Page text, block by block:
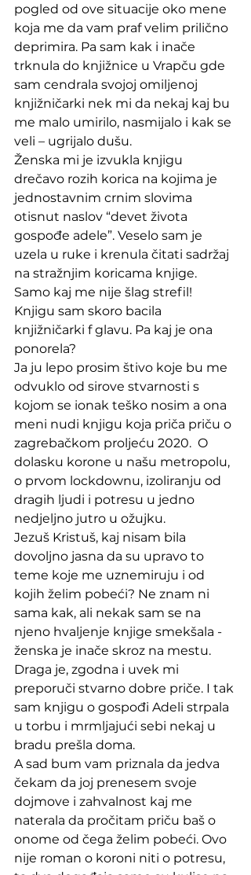
pogled od ove situacije oko mene
koja me da vam praf velim prilično
deprimira. Pa sam kak i inače
trknula do knjižnice u Vrapču gde
sam cendrala svojoj omiljenoj
knjižničarki nek mi da nekaj kaj bu
me malo umirilo, nasmijalo i kak se
veli – ugrijalo dušu.
Ženska mi je izvukla knjigu
drečavo rozih korica na kojima je
jednostavnim crnim slovima
otisnut naslov “devet života
gospođe adele”. Veselo sam je
uzela u ruke i krenula čitati sadržaj
na stražnjim koricama knjige.
Samo kaj me nije šlag strefil!
Knjigu sam skoro bacila
knjižničarki f glavu. Pa kaj je ona
ponorela?
Ja ju lepo prosim štivo koje bu me
odvuklo od sirove stvarnosti s
kojom se ionak teško nosim a ona
meni nudi knjigu koja priča priču o
zagrebačkom proljeću 2020.  O
dolasku korone u našu metropolu,
o prvom lockdownu, izoliranju od
dragih ljudi i potresu u jedno
nedjeljno jutro u ožujku.
Jezuš Kristuš, kaj nisam bila
dovoljno jasna da su upravo to
teme koje me uznemiruju i od
kojih želim pobeći? Ne znam ni
sama kak, ali nekak sam se na
njeno hvaljenje knjige smekšala -
ženska je inače skroz na mestu.
Draga je, zgodna i uvek mi
preporuči stvarno dobre priče. I tak
sam knjigu o gospođi Adeli strpala
u torbu i mrmljajući sebi nekaj u
bradu prešla doma.
A sad bum vam priznala da jedva
čekam da joj prenesem svoje
dojmove i zahvalnost kaj me
naterala da pročitam priču baš o
onome od čega želim pobeći. Ovo
nije roman o koroni niti o potresu,